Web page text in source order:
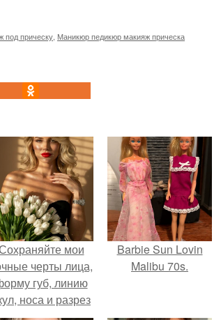
под прическу Маникюр педикюр макияж прическа
мои
черты лица,
губ, линию
носа и разрез
глаз.
Barbie Sun Lovin
Malibu 70s.